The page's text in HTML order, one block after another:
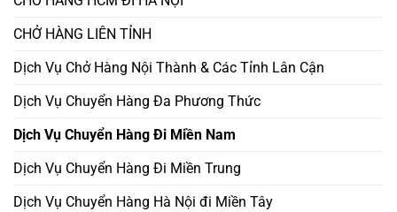
CHỞ HÀNG LIÊN TỈNH
Dịch Vụ Chở Hàng Nội Thành & Các Tỉnh Lân Cận
Dịch Vụ Chuyển Hàng Đa Phương Thức
Dịch Vụ Chuyển Hàng Đi Miền Nam
Dịch Vụ Chuyển Hàng Đi Miền Trung
Dịch Vụ Chuyển Hàng Hà Nội đi Miền Tây